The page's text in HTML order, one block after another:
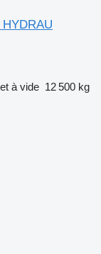
à vide 12 500 kg